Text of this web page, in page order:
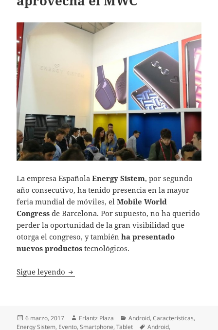
La empresa EspañolaEnergy Sistem, por segundo
año consecutivo, ha tenido presencia en la mayor
feria mundial de móviles, elMobile World
Congress de Barcelona. Por supuesto, no ha querido
perder la oportunidad de la gran visibilidad que
otorga el congreso, y tambiénha presentado
nuevos productos tecnológicos.
Sigue leyendo Energy Sistem también aprovecha el MWC
Publicado
el
6 marzo, 2017 Autor
Erlantz Plaza Categorías
Android,Características,
Energy Sistem, Evento,Smartphone,Tablet Etiquetas
Android,